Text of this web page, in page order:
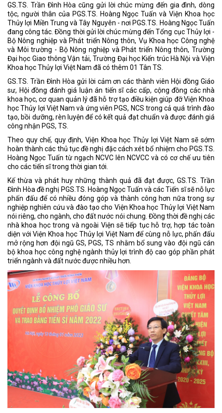
GS.TS. Trần Đình Hòa cũng gửi lời chúc mừng đến gia đình, dòng
tộc, người thân của PGS.TS. Hoàng Ngọc Tuấn và Viện Khoa học
Thủy lợi Miền Trung và Tây Nguyên - nơi PGS.TS. Hoàng Ngọc Tuấn
đang công tác. Đồng thời gửi lời chúc mừng đến Tổng cục Thủy lợi -
Bộ Nông nghiệp và Phát triển Nông thôn, Vụ Khoa học Công nghệ
và Môi trường - Bộ Nông nghiệp và Phát triển Nông thôn, Trường
Đại học Giao thông Vận tải, Trường Đại học Kiến trúc Hà Nội và Viện
Khoa học Thủy lợi Việt Nam đã có thêm 01 Tân TS.
GS.TS. Trần Đình Hòa gửi lời cảm ơn các thành viên Hội đồng Giáo
sư, Hội đồng đánh giá luận án tiến sĩ các cấp, cộng đồng các nhà
khoa học, cơ quan quản lý đã hỗ trợ tạo điều kiện giúp đỡ Viện Khoa
học Thủy lợi Việt Nam và ứng viên PGS, NCS trong cả quá trình đào
tạo, bồi dưỡng, rèn luyện để có kết quả đạt chuẩn và được đánh giá
công nhận PGS, TS.
Theo quy chế, quy định, Viện Khoa học Thủy lợi Việt Nam sẽ sớm
hoàn thành các thủ tục đề nghị đặc cách xét bổ nhiệm cho PGS.TS.
Hoàng Ngọc Tuấn từ ngạch NCVC lên NCVCC và có cơ chế ưu tiên
cho các tiến sĩ trong thời gian tới.
Kế thừa và phát huy những thành quả đã đạt được, GS.TS. Trần
Đình Hòa đề nghị PGS.TS. Hoàng Ngọc Tuấn và các Tiến sĩ sẽ nỗ lực
phấn đấu để có nhiều đóng góp và thành công hơn nữa trong sự
nghiệp nghiên cứu và đào tạo cho Viện Khoa học Thủy lợi Việt Nam
nói riêng, cho ngành, cho đất nước nói chung. Đồng thời đề nghị các
nhà khoa học trong và ngoài Viện sẽ tiếp tục hỗ trợ, hợp tác toàn
diện với Viện Khoa học Thủy lợi Việt Nam để cùng nỗ lực, phấn đấu
mở rộng hơn đội ngũ GS, PGS, TS nhằm bổ sung vào đội ngũ cán
bộ khoa học công nghệ ngành thủy lợi trình độ cao góp phần phát
triển ngành và đất nước được nhiều hơn.